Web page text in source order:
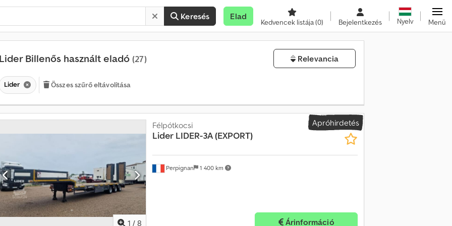
Keresés Elad
Kedvencek listája(0) Bejelentkezés Nyelv Menü
Billenős használt eladó (27) Relevancia
Lider Összes szűrő eltávolítása
Apróhirdetés
1 / 8
Perpignan 1 400 km
Félpótkocsi
Lider LIDER-3A (EXPORT)
Árinformáció
H
a
o
n